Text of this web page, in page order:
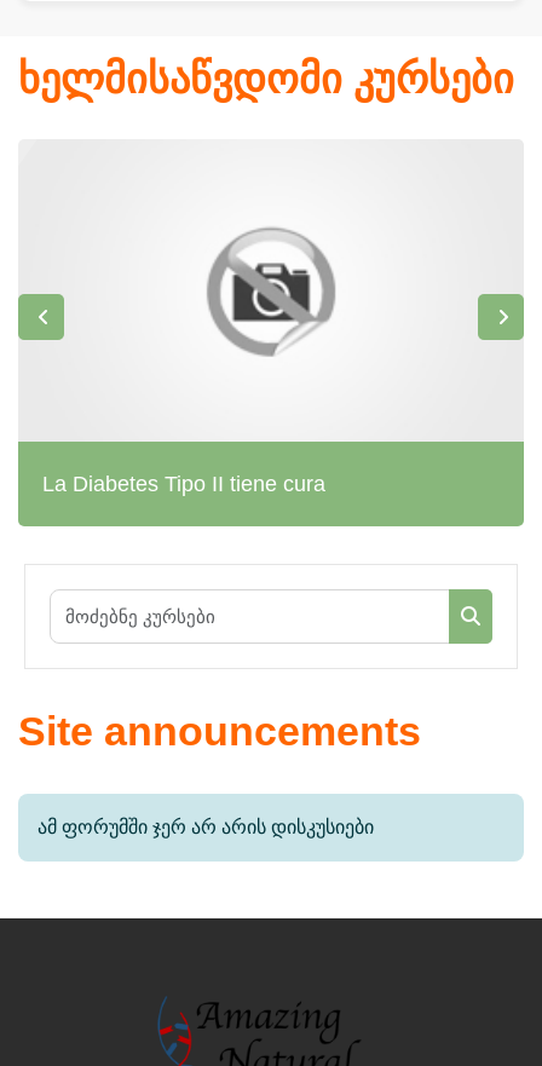
ხელმისაწვდომი კურსები
La Diabetes Tipo II tiene cura
მოძებნე
Site announcements
ამ ფორუმში ჯერ არ არის დისკუსიები